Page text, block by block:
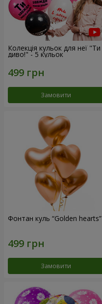
Колекція кульок для неї "Ти
диво!" - 5 кульок
Замовити
Фонтан куль “Golden hearts”
Замовити